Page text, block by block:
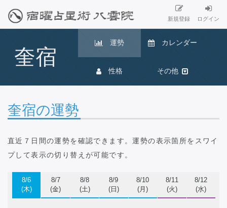
新規登録 ログイン
奎宿
運勢 カレンダー
性格 その他
奎宿の運勢
直近７日間の運勢を確認できます。運勢の表示箇所をスワイ
プして表示の切り替えが可能です。
8/6
(木)
8/7
(金)
8/8
(土)
8/9
(日)
8/10
(月)
8/11
(火)
8/12
(水)